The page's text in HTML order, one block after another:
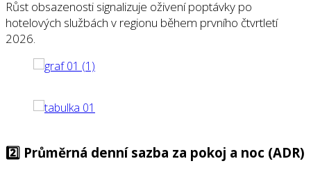
Růst obsazenosti signalizuje oživení poptávky po
hotelových službách v regionu během prvního čtvrtletí
2026.
2️⃣ Průměrná denní sazba za pokoj a noc (ADR)